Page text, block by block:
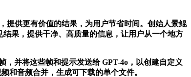
供更有价值的结果，为用户节省时间。创始人景鲲
果，提供干净、高质量的信息，让用户从一个地方
并将这些帧和提示发送给 GPT-4o，以创建自定义
和音频合并，生成可下载的单个文件。